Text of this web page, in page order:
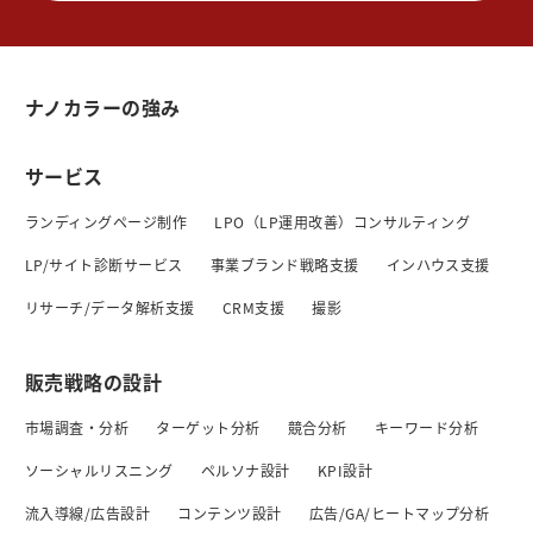
ナノカラーの強み
サービス
ランディングページ制作 LPO（LP運用改善）コンサルティング
LP/サイト診断サービス 事業ブランド戦略支援 インハウス支援
リサーチ/データ解析支援 CRM支援 撮影
販売戦略の設計
市場調査・分析 ターゲット分析 競合分析 キーワード分析
ソーシャルリスニング ペルソナ設計 KPI設計
流入導線/広告設計 コンテンツ設計 広告/GA/ヒートマップ分析